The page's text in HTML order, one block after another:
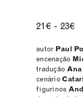
21€ - 23€
autor Paul
encenação
tradução
cenário
figurinos